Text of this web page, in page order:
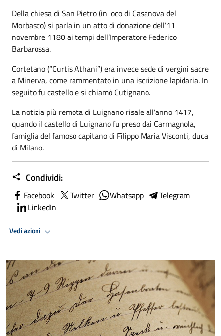
Della chiesa di San Pietro (in loco di Casanova del
Morbasco) si parla in un atto di donazione dell’11
novembre 1180 ai tempi dell’Imperatore Federico
Barbarossa.
Cortetano (“Curtis Athani”) era invece sede di vergini sacre
a Minerva, come rammentato in una iscrizione lapidaria. In
seguito fu castello e si chiamò Cutignano.
La notizia più remota di Luignano risale all’anno 1417,
quando il castello di Luignano fu preso dai Carmagnola,
famiglia del famoso capitano di Filippo Maria Visconti, duca
di Milano.
Condividi:
Facebook Twitter Whatsapp
Telegram
LinkedIn
Vedi azioni